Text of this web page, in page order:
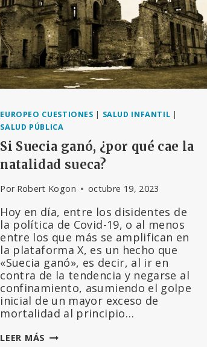
EUROPEO CUESTIONES | SALUD INFANTIL |
SALUD PÚBLICA
Si Suecia ganó, ¿por qué cae la
natalidad sueca?
Por Robert Kogon octubre 19, 2023
Hoy en día, entre los disidentes de
la política de Covid-19, o al menos
entre los que más se amplifican en
la plataforma X, es un hecho que
«Suecia ganó», es decir, al ir en
contra de la tendencia y negarse al
confinamiento, asumiendo el golpe
inicial de un mayor exceso de
mortalidad al principio…
LEER MÁS SI